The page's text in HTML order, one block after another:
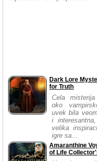
Dark Lore
for Truth
Cela
oko
uvek bila
i
velika
igre sa...
Amaranthine
of Life